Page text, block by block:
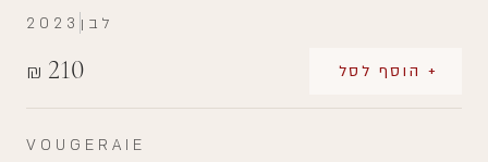
₪ 210 + הוסף לסל
2023 לבן
VOUGERAIE